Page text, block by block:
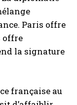
Paris offre
offre
la signature
française au